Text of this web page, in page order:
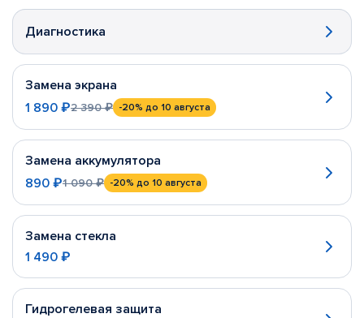
Диагностика
Замена экрана
1 890 ₽2 390 ₽ -20% до 10 августа
Замена аккумулятора
890 ₽1 090 ₽ -20% до 10 августа
Замена стекла
1 490 ₽
Гидрогелевая защита